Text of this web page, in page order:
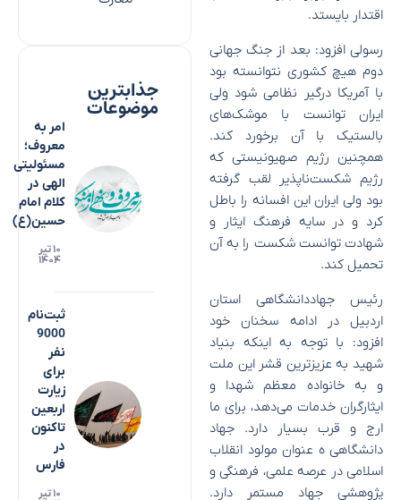
اقتدار بایستد.
رسولی افزود: بعد از جنگ جهانی
دوم هیچ کشوری نتوانسته بود
با آمریکا درگیر نظامی شود ولی
ایران توانست با موشک‌های
بالستیک با آن برخورد کند.
همچنین رژیم صهیونیستی که
رژیم شکست‌ناپذیر لقب گرفته
بود ولی ایران این افسانه را باطل
کرد و در سایه فرهنگ ایثار و
شهادت توانست شکست را به آن
تحمیل کند.
رئیس جهاددانشگاهی استان
اردبیل در ادامه سخنان خود
افزود: با توجه به اینکه بنیاد
شهید به عزیزترین قشر این ملت
و به خانواده معظم شهدا و
ایثارگران خدمات می‌دهد، برای ما
ارج و قرب بسیار دارد. جهاد
دانشگاهی ه عنوان مولود انقلاب
اسلامی در عرصه علمی، فرهنگی و
پژوهشی جهاد مستمر دارد.
جذابترین
موضوعات
امر به
معروف؛
مسئولیتی
الهی در
کلام امام
حسین(ع)
۱۰ تیر
۱۴۰۴
ثبت‌نام
9000
نفر
برای
زیارت
اربعین
تاکنون
در
فارس
۱۰ تیر